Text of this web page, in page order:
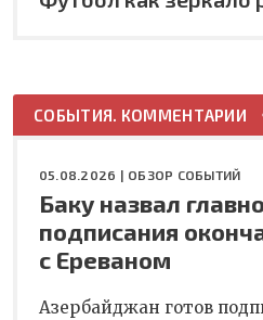
СОБЫТИЯ. КОММЕНТАРИИ
05.08.2026 | ОБЗОР СОБЫТИЙ
Баку назвал
подписания
с Ереваном
Азербайджан готов